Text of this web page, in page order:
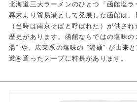
北海道三大ラーメンのひとつ「函館塩ラ
幕末より貿易港として発展した函館は、
（当時は南京そばと呼ばれた）が供さ
歴史があります。函館ならではの塩味
湯” や、広東系の塩味の ”湯麺” が由来
透き通ったスープに特長があります。